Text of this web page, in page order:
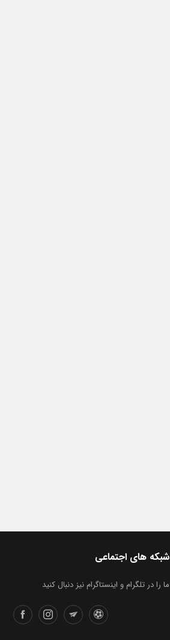
شبکه های اجتماعی
ما را در تلگرام و اینستاگرام نیز دنبال کنید